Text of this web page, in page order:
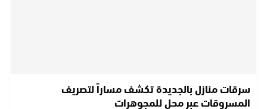
سرقات منازل بالجديدة تكشف مساراً لتصريف
المسروقات عبر محل للمجوهرات